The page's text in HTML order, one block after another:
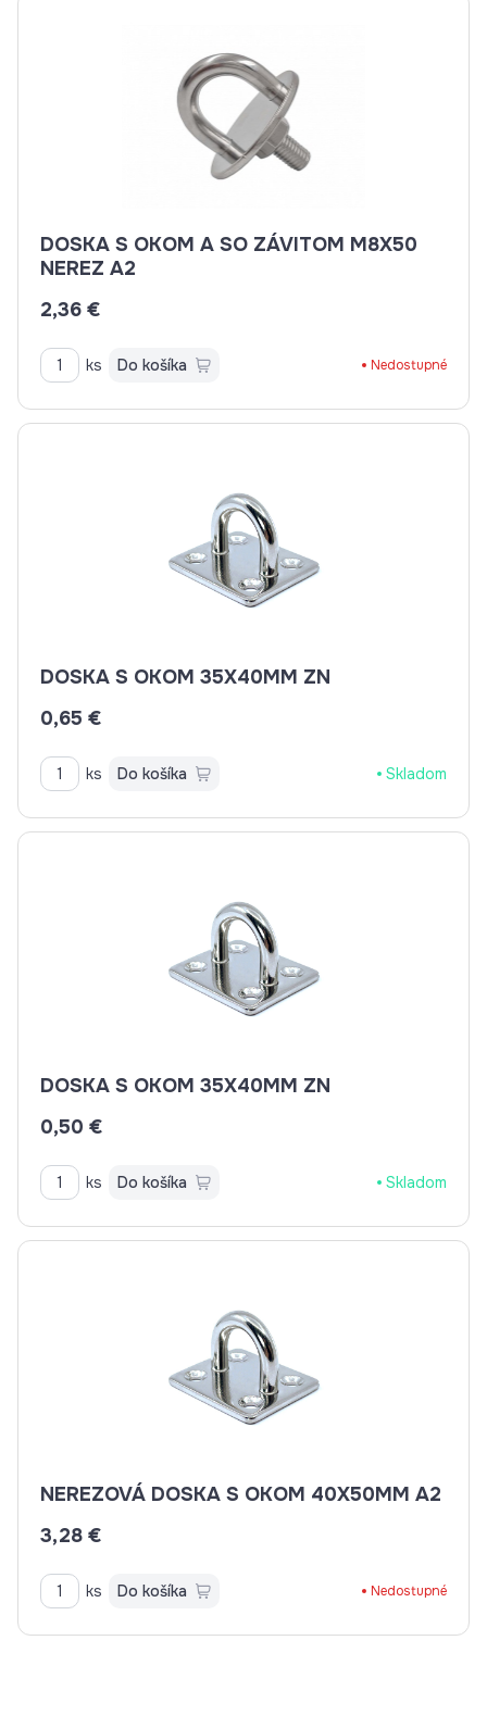
DOSKA S OKOM A SO ZÁVITOM M8X50
NEREZ A2
2,36 €
ks Do košíka Nedostupné
DOSKA S OKOM 35X40MM ZN
0,65 €
ks Do košíka Skladom
DOSKA S OKOM 35X40MM ZN
0,50 €
ks Do košíka Skladom
NEREZOVÁ DOSKA S OKOM 40X50MM A2
3,28 €
ks Do košíka Nedostupné